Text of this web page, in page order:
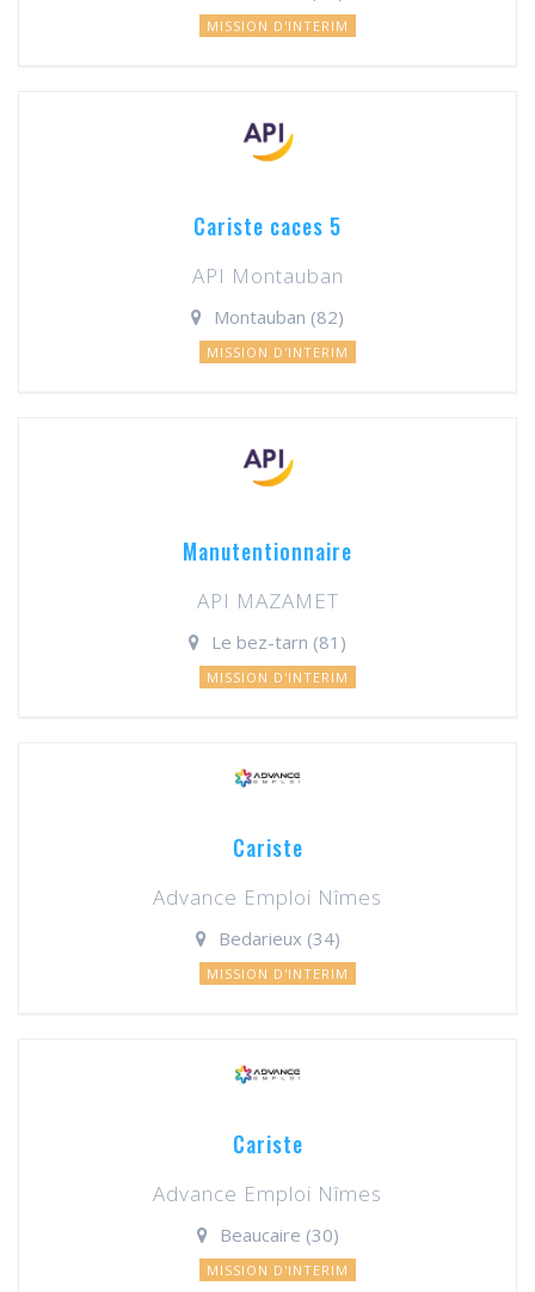
MISSION D'INTERIM
Cariste caces 5
API Montauban
Montauban (82)
MISSION D'INTERIM
Manutentionnaire
API MAZAMET
Le bez-tarn (81)
MISSION D'INTERIM
Cariste
Advance Emploi Nîmes
Bedarieux (34)
MISSION D'INTERIM
Cariste
Advance Emploi Nîmes
Beaucaire (30)
MISSION D'INTERIM